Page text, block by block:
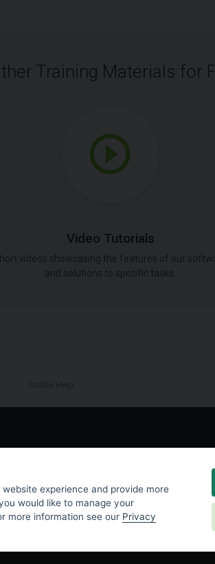
Training Materials for
Video Tutorials
experience and provide more
would like to manage your
more information see our Privacy